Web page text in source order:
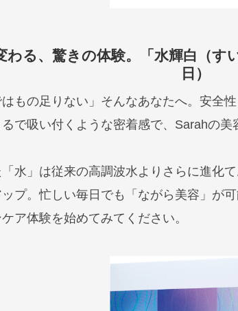
る、驚きの体験。「水輝白（す
日）
はもの足りない」そんなあなたへ。安全
で吸い付くような密着感で、Sarahの美
水」は従来の高調波水よりさらに進化
プ。忙しい毎日でも「ながら美容」が
ア体験を始めてみてください。